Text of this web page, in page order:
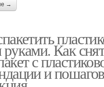
→
Как
с
и